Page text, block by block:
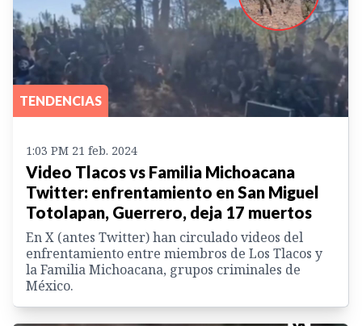
TENDENCIAS
1:03 PM 21 feb. 2024
Video Tlacos vs Familia Michoacana
Twitter: enfrentamiento en San Miguel
Totolapan, Guerrero, deja 17 muertos
En X (antes Twitter) han circulado videos del
enfrentamiento entre miembros de Los Tlacos y
la Familia Michoacana, grupos criminales de
México.